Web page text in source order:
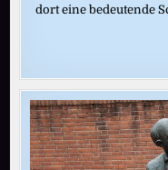
dort eine bedeutende